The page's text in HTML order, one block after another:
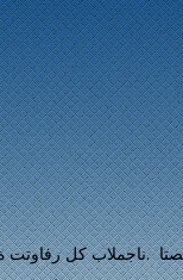
304-842-5211 مقرب لصتا